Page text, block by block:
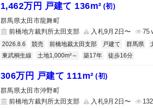
1,462万円 戸建て 136m² (初)
群馬県太田市龍舞町
前橋地方裁判所太田支部
入札9月2日〜 75
2026.8.6 競売 前橋地裁太田支部 戸建て 群馬県
東武桐生線
土地1,000m²～ 築17年 徒歩16分
306万円 戸建て 111m² (初)
群馬県太田市沖野町
前橋地方裁判所太田支部
入札9月2日〜 132